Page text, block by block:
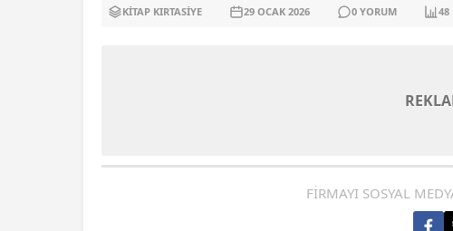
KITAP KIRTASIYE 29 OCAK 2026 0 YORUM 48
FİRMAYI SOSYAL